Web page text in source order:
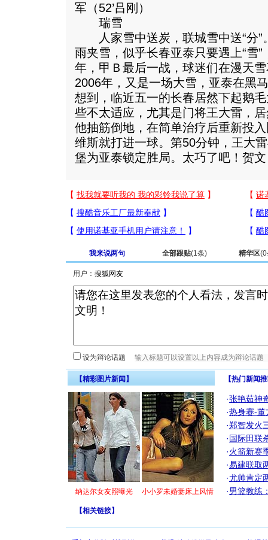
军（52’吕刚）
瑞雪
人家雪中送炭，联城雪中送“分”
雨夹雪，似乎长春亚泰只要遇上“雪
年，甲Ｂ最后一战，球迷们在漫天
2006年，又是一场大雪，亚泰在黑
想到，临近五一的长春居然下起鹅
些不太适应，尤其是门将王大雷，
他抽筋倒地，在简单治疗后重新投
维斯就打进一球。第50分钟，王大
堡为亚泰锁定胜局。太巧了吧！贺
我来说两句 全部跟贴(1条) 精华区(0
用户：
设为辩论话题
【精彩图片新闻】
纳达尔女友照曝光 小小罗未婚妻床上风情
【热门新闻
·张艳茹神
·热身赛-董
·郑智发火
·国际田联
·火箭新赛
·易建联取
·尤帅肯定
·男篮教练
【相关链接】